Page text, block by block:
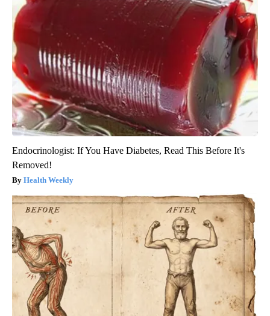
Endocrinologist: If You Have Diabetes, Read This Before It's
Removed!
Health Weekly